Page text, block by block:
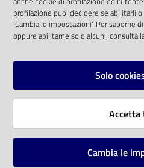
bibliotecario
Avvisi
SOCIAL
Instagram
Vai alla pagina
profilazione puoi decidere se abilitarli
'Cambia le impostazioni'. Per saperne
oppure abilitarne solo alcuni, consulta
Solo
Cambia le